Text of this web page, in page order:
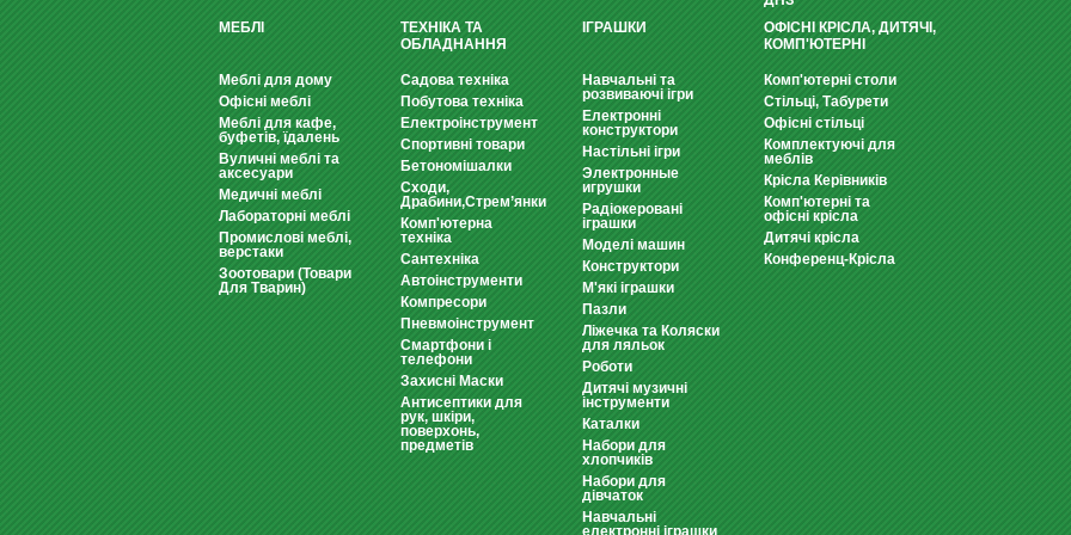
МЕБЛІ
Меблі для дому
Офісні меблі
Меблі для кафе,
буфетів, їдалень
Вуличні меблі та
аксесуари
Медичні меблі
Лабораторні меблі
Промислові меблі,
верстаки
Зоотовари (Товари
Для Тварин)
ТЕХНІКА ТА
ОБЛАДНАННЯ
Садова техніка
Побутова техніка
Електроінструмент
Спортивні товари
Бетономішалки
Сходи,
Драбини,Стрем’янки
Комп'ютерна
техніка
Сантехніка
Автоінструменти
Компресори
Пневмоінструмент
Смартфони і
телефони
Захисні Маски
Антисептики для
рук, шкіри,
поверхонь,
предметів
ІГРАШКИ
Навчальні та
розвиваючі ігри
Електронні
конструктори
Настільні ігри
Электронные
игрушки
Радіокеровані
іграшки
Моделі машин
Конструктори
М'які іграшки
Пазли
Ліжечка та Коляски
для ляльок
Роботи
Дитячі музичні
інструменти
Каталки
Набори для
хлопчиків
Набори для
дівчаток
Навчальні
електронні іграшки
ОФІСНІ КРІСЛА, ДИТЯЧІ,
КОМП'ЮТЕРНІ
Комп'ютерні столи
Стільці, Табурети
Офісні стільці
Комплектуючі для
меблів
Крісла Керівників
Комп'ютерні та
офісні крісла
Дитячі крісла
Конференц-Крісла